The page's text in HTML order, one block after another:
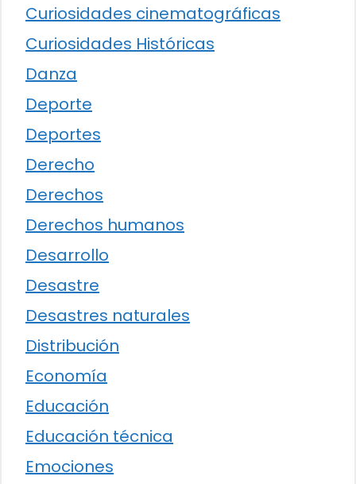
Curiosidades cinematográficas
Curiosidades Históricas
Danza
Deporte
Deportes
Derecho
Derechos
Derechos humanos
Desarrollo
Desastre
Desastres naturales
Distribución
Economía
Educación
Educación técnica
Emociones